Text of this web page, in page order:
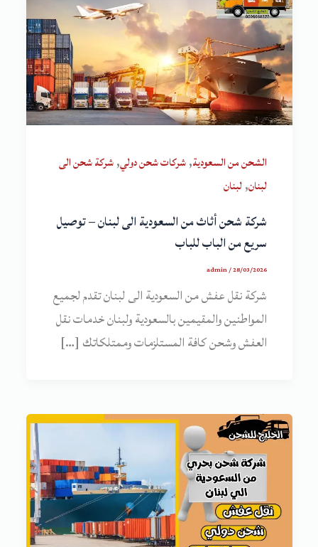
الشحن من السعودية,شركات شحن دولي,شركة شحن الى
لبنان,لبنان
شركة شحن أثاث من السعودية الى لبنان – توصيل
سريع من الباب للباب
admin/28/03/2026
شركة نقل عفش من السعودية الى لبنان تقدم لجميع
المواطنين والمقيمين بالسعودية ولبنان خدمات نقل
العفش وشحن كافة المستلزمات وممتلكاتك […]